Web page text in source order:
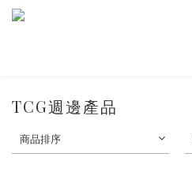
TCG週邊產品
商品排序